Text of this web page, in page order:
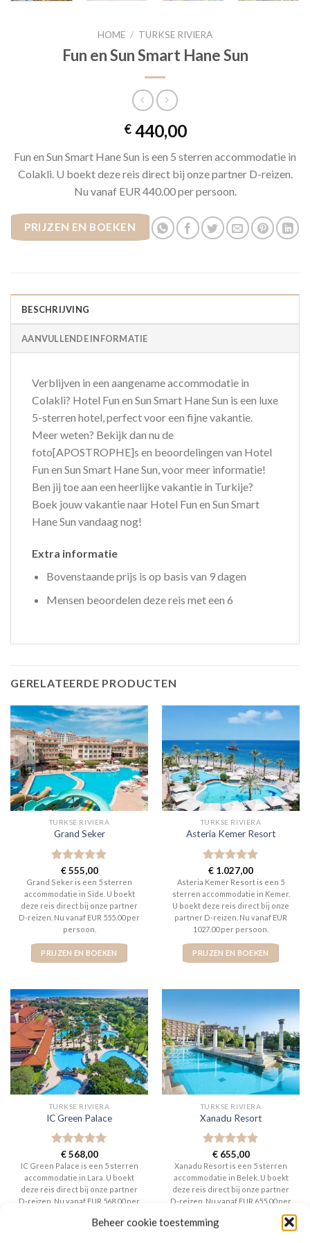
Beheer cookie toestemming
HOME / TURKSE RIVIERA
Fun en Sun Smart Hane Sun
€440,00
Fun en Sun Smart Hane Sun is een 5 sterren accommodatie in
Colakli. U boekt deze reis direct bij onze partner D-reizen.
Nu vanaf EUR 440.00 per persoon.
PRIJZEN EN BOEKEN
BESCHRIJVING
AANVULLENDE INFORMATIE
Verblijven in een aangename accommodatie in
Colakli? Hotel Fun en Sun Smart Hane Sun is een luxe
5-sterren hotel, perfect voor een fijne vakantie.
Meer weten? Bekijk dan nu de
foto[APOSTROPHE]s en beoordelingen van Hotel
Fun en Sun Smart Hane Sun, voor meer informatie!
Ben jij toe aan een heerlijke vakantie in Turkije?
Boek jouw vakantie naar Hotel Fun en Sun Smart
Hane Sun vandaag nog!
Extra informatie
Bovenstaande prijs is op basis van 9 dagen
Mensen beoordelen deze reis met een 6
GERELATEERDE PRODUCTEN
TURKSE RIVIERA
Grand Seker
Gewaardeerd
5uit 5
€555,00
Grand Seker is een 5 sterren
accommodatie in Side. U boekt
deze reis direct bij onze partner
D-reizen. Nu vanaf EUR 555.00 per
persoon.
PRIJZEN EN BOEKEN
TURKSE RIVIERA
Asteria Kemer Resort
Gewaardeerd
5uit 5
€ 1.027,00
Asteria Kemer Resort is een 5
sterren accommodatie in Kemer.
U boekt deze reis direct bij onze
partner D-reizen. Nu vanaf EUR
1027.00 per persoon.
PRIJZEN EN BOEKEN
TURKSE RIVIERA
IC Green Palace
Gewaardeerd
5uit 5
€568,00
IC Green Palace is een 5 sterren
accommodatie in Lara. U boekt
deze reis direct bij onze partner
D-reizen. Nu vanaf EUR 568.00 per
TURKSE RIVIERA
Xanadu Resort
Gewaardeerd
5uit 5
€655,00
Xanadu Resort is een 5 sterren
accommodatie in Belek. U boekt
deze reis direct bij onze partner
D-reizen. Nu vanaf EUR 655.00 per